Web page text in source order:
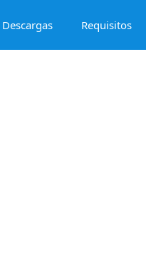
Descargas Requisitos